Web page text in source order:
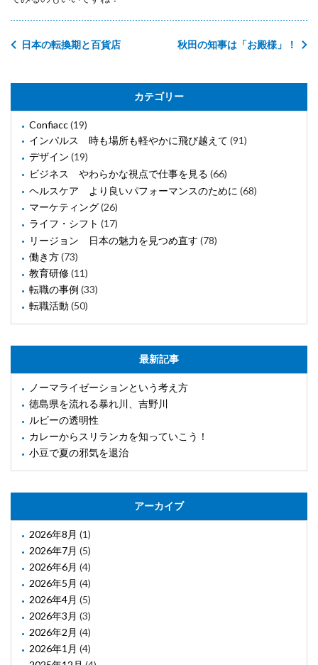
秋田の知事は「お殿様」！
日本の転換期と百貨店
カテゴリー
Confiacc(19)
インパルス 時も場所も軽やかに飛び越えて (91)
デザイン (19)
ビジネス やわらかな視点で仕事を見る (66)
ヘルスケア より良いパフォーマンスのために (68)
マーケティング(26)
ライフ・シフト (17)
リージョン 日本の魅力を見つめ直す (78)
働き方(73)
教育研修(11)
転職の事例 (33)
転職活動 (50)
最新記事
ノーマライゼーションという考え方
徳島県を流れる暴れ川、吉野川
ルビーの透明性
カレーからスリランカを知っていこう！
小豆で夏の邪気を退治
アーカイブ
2026年8月 (1)
2026年7月 (5)
2026年6月 (4)
2026年5月 (4)
2026年4月 (5)
2026年3月 (3)
2026年2月 (4)
2026年1月 (4)